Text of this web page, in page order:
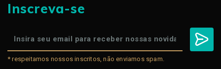
Inscreva-se
* respeitamos nossos inscritos, não enviamos spam.